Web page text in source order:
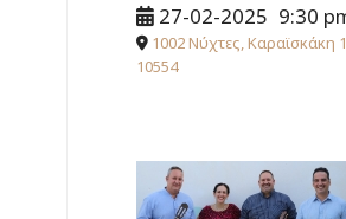
27-02-2025 9:30
1002 Νύχτες, Καραϊσκάκη
10554